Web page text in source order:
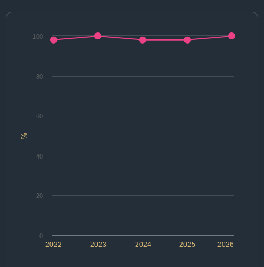
%
2022 2024 2026
2023 2025
0
20
40
60
80
100